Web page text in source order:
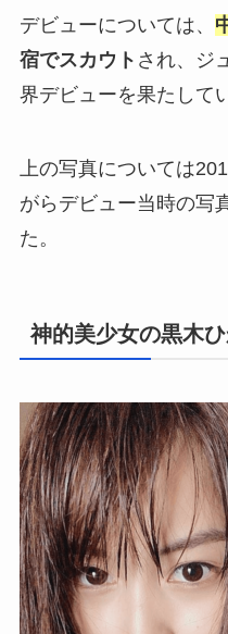
デビューについては、
宿でスカウト され、ジ
界デビューを果たして
上の写真については
がらデビュー当時の写
た。
神的美少女の黒木ひ